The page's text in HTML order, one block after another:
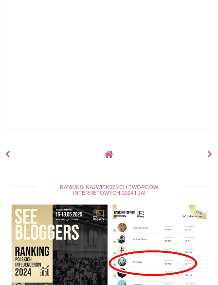
RANKING NAJWIĘKSZYCH TWÓRCÓW
INTERNETOWYCH 2024 I JA!